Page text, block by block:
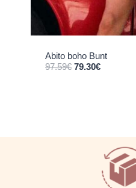
Abito boho Bunt
97.59€ Il prezzo originale era: 97.59€.
79.30€Il prezzo attuale è: 79.30€.